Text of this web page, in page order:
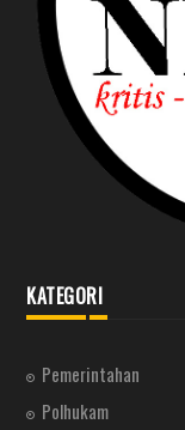
KATEGORI
Pemerintahan
Polhukam